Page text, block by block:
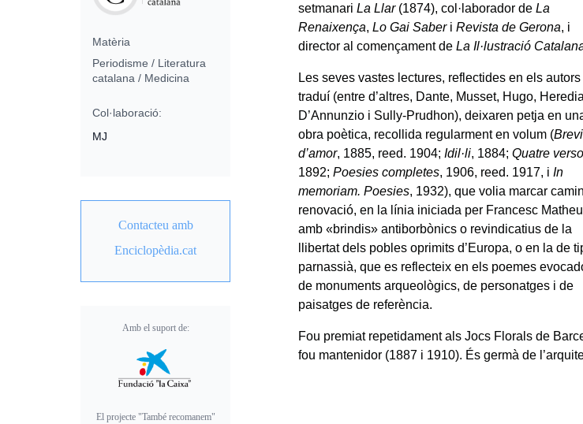
setmanariLa Llar(1874), col·laborador deLa
Renaixença,Lo Gai SaberiRevista de Gerona, i
director al començament deLa Il·lustració
Les seves vastes lectures, reflectides en els
traduí (entre d’altres, Dante, Musset, Hugo,
D’Annunzio i Sully-Prudhon), deixaren petja en
obra poètica, recollida regularment en volum (
d’amor, 1885, reed. 1904;Idil·li, 1884;Quatre
1892;Poesies completes, 1906, reed. 1917, iIn
memoriam. Poesies, 1932), que volia marcar
renovació, en la línia iniciada per Francesc Matheu
amb «brindis» antiborbònics o revindicatius de la
llibertat dels pobles oprimits d’Europa, o en la de
parnassià, que es reflecteix en els poemes
de monuments arqueològics, de personatges i de
paisatges de referència.
Fou premiat repetidament als Jocs Florals de
fou mantenidor (1887 i 1910). És germà de
Matèria
Periodisme / Literatura
catalana / Medicina
Col·laboració:
MJ
Contacteu amb
Enciclopèdia.cat
Amb el suport de:
El projecte "També recomanem"